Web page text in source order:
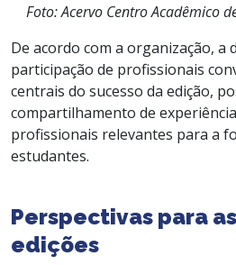
Foto: Acervo Centro Acadêmico
De acordo com a organização, a
participação de profissionais
centrais do sucesso da edição,
compartilhamento de
profissionais relevantes para a
estudantes.
Perspectivas para
edições